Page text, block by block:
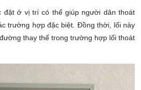
đặt ở vị trí có thể giúp người dân thoát
trường hợp đặc biệt. Đồng thời, lối này
thay thế trong trường hợp lối thoát